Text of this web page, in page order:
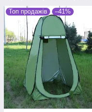
Топ продажів –41%